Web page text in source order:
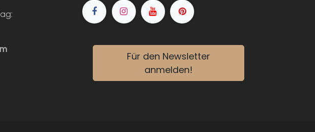
Für den Newsletter
anmelden!